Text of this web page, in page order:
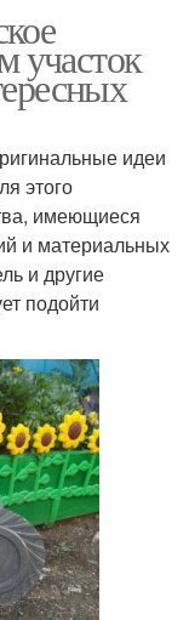
участок
идеи
этого
имеющиеся
и материальных
и другие
подойти